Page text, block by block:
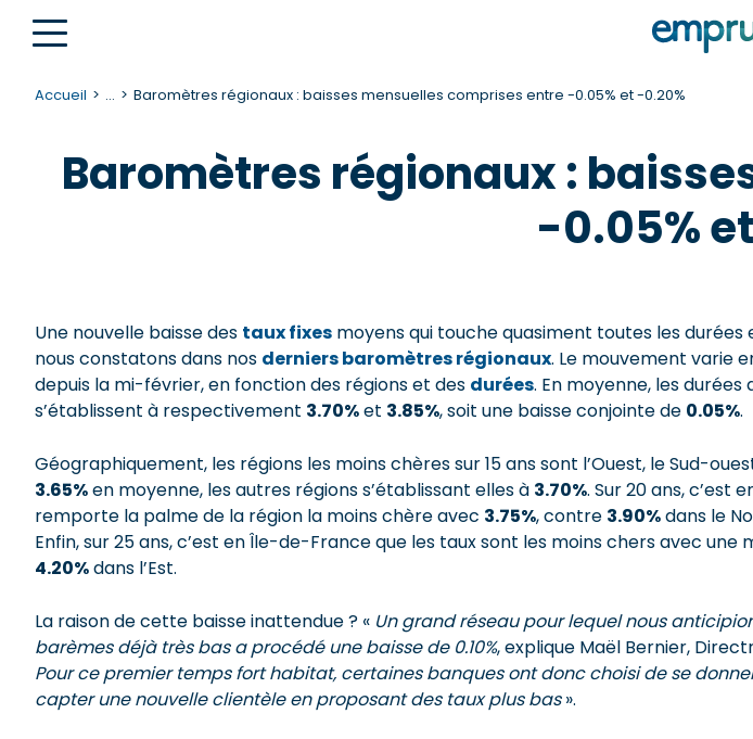
Accueil ... Baromètres régionaux : baisses mensuelles comprises entre -0.05% et -0.20%
Baromètres régionaux :
-0.05%
Une nouvelle baisse des taux fixes moyens qui touche quasiment toutes les durées
nous constatons dans nos derniers baromètres régionaux. Le mouvement varie
depuis la mi-février, en fonction des régions et des durées. En moyenne, les
s’établissent à respectivement 3.70%et 3.85%, soit une baisse conjointe de 0.05%.
Géographiquement, les régions les moins chères sur 15 ans sont l’Ouest, le Sud-
3.65%en moyenne, les autres régions s’établissant elles à 3.70%. Sur 20 ans, c’est
remporte la palme de la région la moins chère avec 3.75%, contre 3.90%dans le
Enfin, sur 25 ans, c’est en Île-de-France que les taux sont les moins chers avec une
4.20%dans l’Est.
La raison de cette baisse inattendue ? « Un grand réseau pour lequel nous
barèmes déjà très bas a procédé une baisse de 0.10%, explique Maël Bernier,
Pour ce premier temps fort habitat, certaines banques ont donc choisi de se
capter une nouvelle clientèle en proposant des taux plus bas».